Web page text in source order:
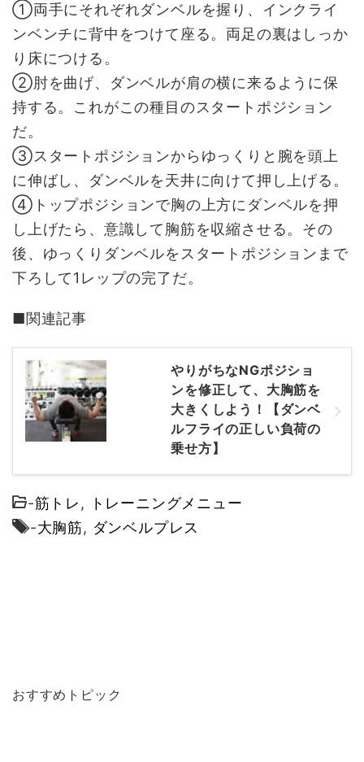
①両手にそれぞれダンベルを握り、インクライ
ンベンチに背中をつけて座る。両足の裏はしっか
り床につける。
②肘を曲げ、ダンベルが肩の横に来るように保
持する。これがこの種目のスタートポジション
だ。
③スタートポジションからゆっくりと腕を頭上
に伸ばし、ダンベルを天井に向けて押し上げる。
④トップポジションで胸の上方にダンベルを押
し上げたら、意識して胸筋を収縮させる。その
後、ゆっくりダンベルをスタートポジションまで
下ろして1レップの完了だ。
■関連記事
やりがちなNGポジショ
ンを修正して、大胸筋を
大きくしよう！【ダンベ
ルフライの正しい負荷の
乗せ方】
-筋トレ ,
トレーニングメニュー
-大胸筋, ダンベルプレス
おすすめトピック